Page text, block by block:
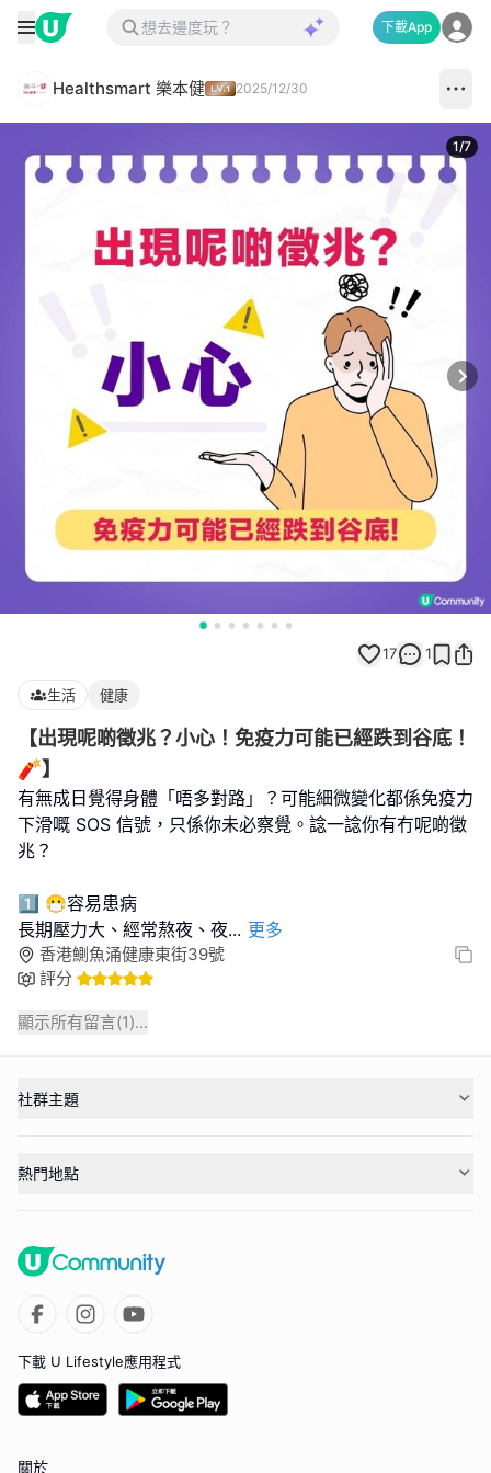
下載App
Healthsmart 樂本健 2025/12/30
1/7
17 1
生活 健康
【出現呢啲徵兆？小心！免疫力可能已經跌到谷底！
🧨】
有無成日覺得身體「唔多對路」？可能細微變化都係免疫力
下滑嘅 SOS 信號，只係你未必察覺。諗一諗你有冇呢啲徵
兆？
1️⃣ 😷容易患病
長期壓力大、經常熬夜、夜... 更多
香港鰂魚涌健康東街39號
評分
顯示所有留言(1)...
社群主題
熱門地點
下載 U Lifestyle應用程式
關於